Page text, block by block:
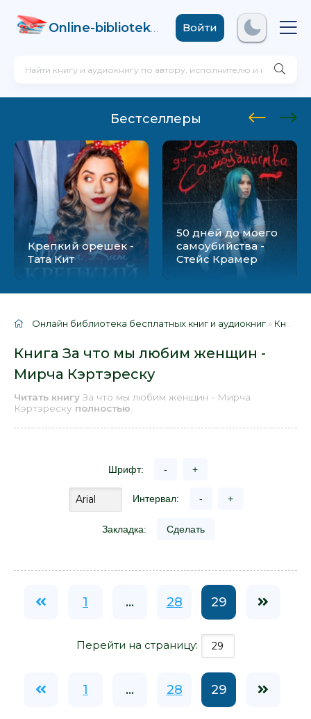
Online-biblioteka .comВойти
Бестселлеры
Крепкий орешек -
Тата Кит
50 дней до моего
самоубийства -
Стейс Крамер
Онлайн библиотека бесплатных книг и аудиокниг » Книги
Книга За что мы любим женщин -
Мирча Кэртэреску
Читать книгу За что мы любим женщин - Мирча
Кэртэреску полностью
Шрифт: - +
Интервал: - +
Закладка: Сделать
1 ... 28 29
Перейти на страницу:
1 ... 28 29